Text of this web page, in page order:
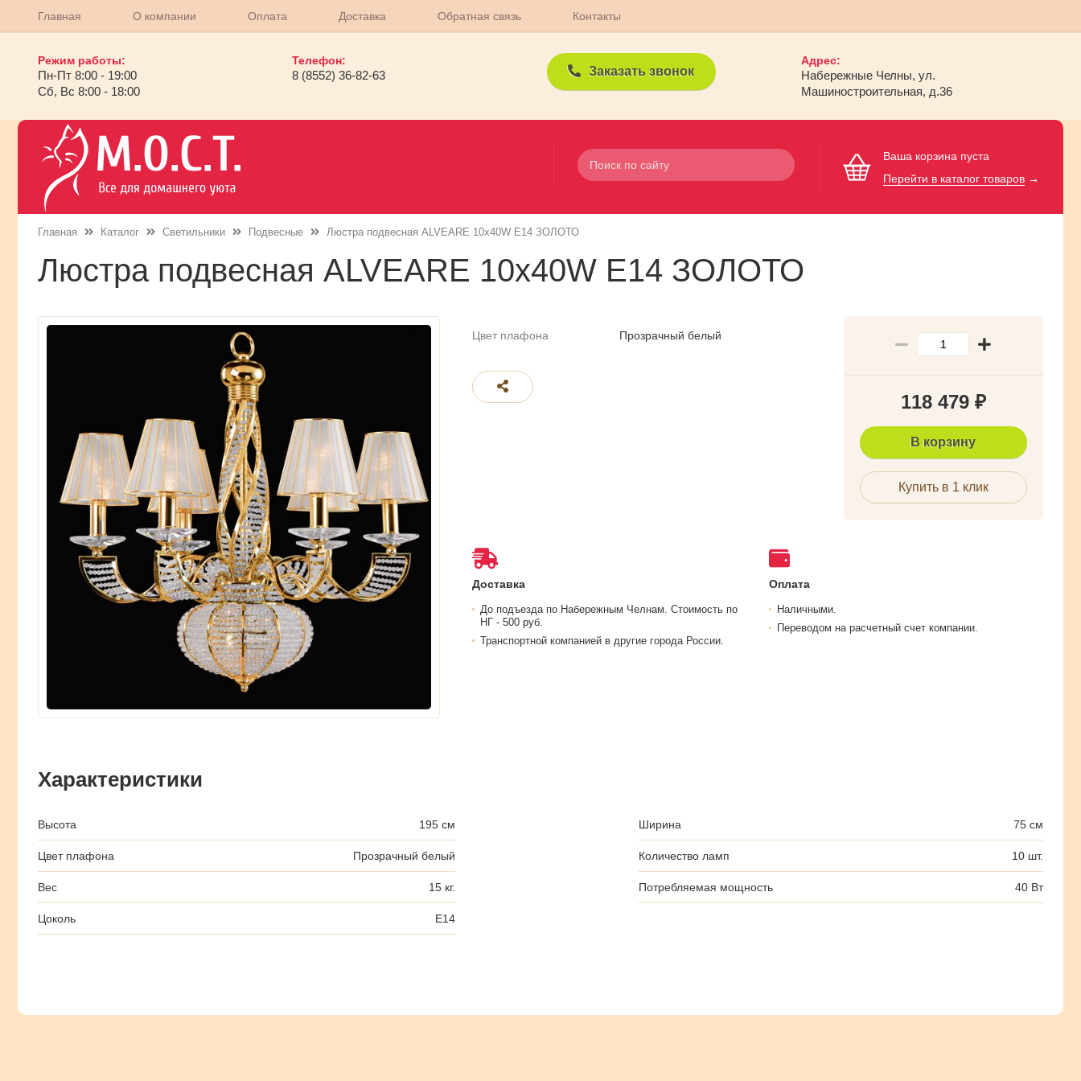
Главная О компании Оплата Доставка Обратная связь Контакты
Режим работы:
Пн-Пт 8:00 - 19:00
Сб, Вс 8:00 - 18:00
Телефон:
8 (8552) 36-82-63 Заказать звонок
Адрес:
Набережные Челны, ул.
Машиностроительная, д.36
Ваша корзина пуста
Перейти в каталог товаров →
Главная Каталог Светильники Подвесные Люстра подвесная ALVEARE 10х40W E14 ЗОЛОТО
Люстра подвесная ALVEARE 10х40W E14 ЗОЛОТО
118 479₽
В корзину
Купить в 1 клик
Цвет плафона Прозрачный белый
Доставка
До подъезда по Набережным Челнам. Стоимость по
НГ - 500 руб.
Транспортной компанией в другие города России.
Оплата
Наличными.
Переводом на расчетный счет компании.
Характеристики
Высота 195 см Ширина 75 см
Цвет плафона Прозрачный белый Количество ламп 10 шт.
Вес 15 кг. Потребляемая мощность 40 Вт
Цоколь E14